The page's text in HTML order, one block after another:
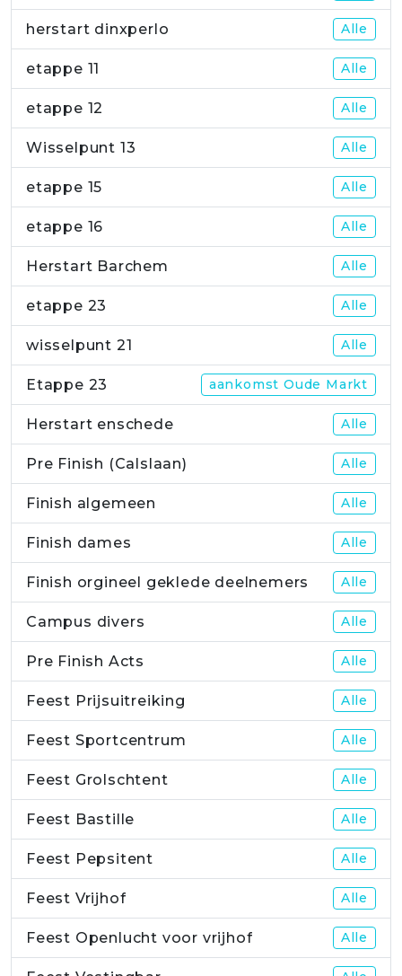
herstart dinxperlo Alle
etappe 11 Alle
etappe 12 Alle
Wisselpunt 13 Alle
etappe 15 Alle
etappe 16 Alle
Herstart Barchem Alle
etappe 23 Alle
wisselpunt 21 Alle
Etappe 23 aankomst Oude Markt
Herstart enschede Alle
Pre Finish (Calslaan) Alle
Finish algemeen Alle
Finish dames Alle
Finish orgineel geklede deelnemers Alle
Campus divers Alle
Pre Finish Acts Alle
Feest Prijsuitreiking Alle
Feest Sportcentrum Alle
Feest Grolschtent Alle
Feest Bastille Alle
Feest Pepsitent Alle
Feest Vrijhof Alle
Feest Openlucht voor vrijhof Alle